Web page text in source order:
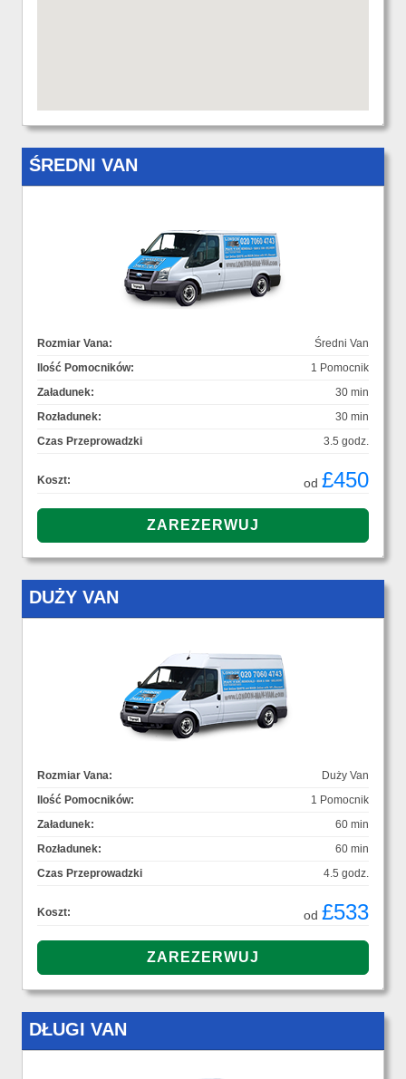
ŚREDNI VAN
Rozmiar Vana:
Średni Van
Ilość Pomocników:
1 Pomocnik
Załadunek:
30 min
Rozładunek:
30 min
Czas Przeprowadzki
3.5 godz.
Koszt: od £450
DUŻY VAN
Rozmiar Vana:
Duży Van
Ilość Pomocników:
1 Pomocnik
Załadunek:
60 min
Rozładunek:
60 min
Czas Przeprowadzki
4.5 godz.
Koszt: od £533
DŁUGI VAN